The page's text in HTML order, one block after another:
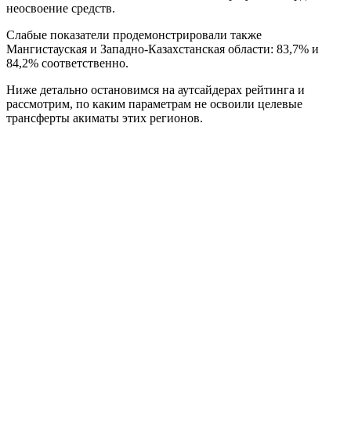
неосвоение средств.
Слабые показатели продемонстрировали также
Мангистауская и Западно-Казахстанская области: 83,7% и
84,2% соответственно.
Ниже детально остановимся на аутсайдерах рейтинга и
рассмотрим, по каким параметрам не освоили целевые
трансферты акиматы этих регионов.